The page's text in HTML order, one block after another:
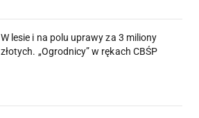
W lesie i na polu uprawy za 3 miliony
złotych. „Ogrodnicy” w rękach CBŚP